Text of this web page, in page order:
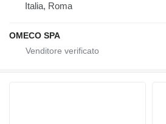
Italia, Roma
OMECO SPA